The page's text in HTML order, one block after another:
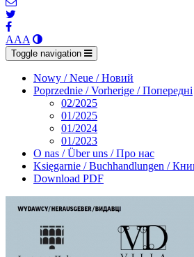
AAA
Toggle navigation
Nowy / Neue / Новий
Poprzednie / Vorherige / Попередні
02/2025
01/2025
01/2024
01/2023
O nas / Über uns / Про нас
Księgarnie / Buchhandlungen /
Download PDF